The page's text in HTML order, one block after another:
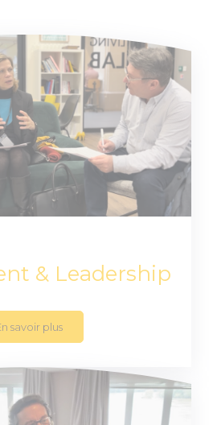
& Leadership
savoir plus